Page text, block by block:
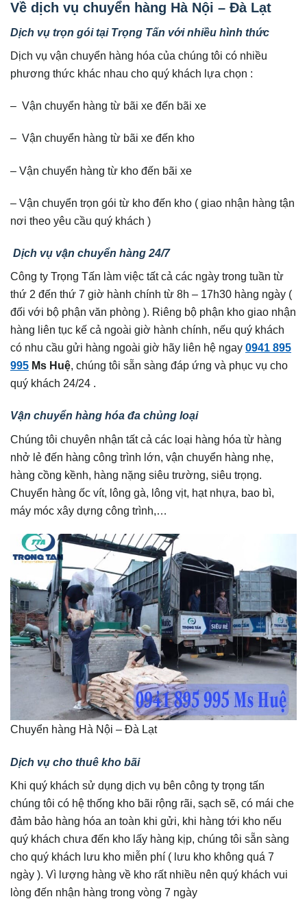
Về dịch vụ chuyển hàng Hà Nội – Đà Lạt
Dịch vụ trọn gói tại Trọng Tấn với nhiều hình thức
Dịch vụ vận chuyển hàng hóa của chúng tôi có nhiều
phương thức khác nhau cho quý khách lựa chọn :
– Vận chuyển hàng từ bãi xe đến bãi xe
– Vận chuyển hàng từ bãi xe đến kho
– Vận chuyển hàng từ kho đến bãi xe
– Vận chuyển trọn gói từ kho đến kho ( giao nhận hàng tận
nơi theo yêu cầu quý khách )
Dịch vụ vận chuyển hàng 24/7
Công ty Trọng Tấn làm việc tất cả các ngày trong tuần từ
thứ 2 đến thứ 7 giờ hành chính từ 8h – 17h30 hàng ngày (
đối với bộ phận văn phòng ). Riêng bộ phận kho giao nhận
hàng liên tục kế cả ngoài giờ hành chính, nếu quý khách
có nhu cầu gửi hàng ngoài giờ hãy liên hệ ngay 0941 895
995 Ms Huệ, chúng tôi sẵn sàng đáp ứng và phục vụ cho
quý khách 24/24 .
Vận chuyển hàng hóa đa chủng loại
Chúng tôi chuyên nhận tất cả các loại hàng hóa từ hàng
nhở lẻ đến hàng công trình lớn, vận chuyển hàng nhẹ,
hàng cồng kềnh, hàng nặng siêu trường, siêu trọng.
Chuyển hàng ốc vít, lông gà, lông vịt, hạt nhựa, bao bì,
máy móc xây dựng công trình,…
Chuyển hàng Hà Nội – Đà Lạt
Dịch vụ cho thuê kho bãi
Khi quý khách sử dụng dịch vụ bên công ty trọng tấn
chúng tôi có hệ thống kho bãi rộng rãi, sạch sẽ, có mái che
đảm bảo hàng hóa an toàn khi gửi, khi hàng tới kho nếu
quý khách chưa đến kho lấy hàng kịp, chúng tôi sẵn sàng
cho quý khách lưu kho miễn phí ( lưu kho không quá 7
ngày ). Vì lượng hàng về kho rất nhiều nên quý khách vui
lòng đến nhận hàng trong vòng 7 ngày